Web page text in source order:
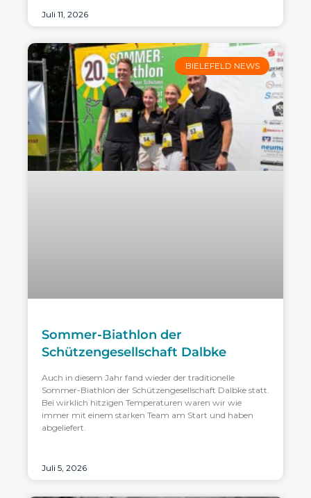
Juli 11, 2026
BIELEFELD NEWS
Sommer-Biathlon der
Schützengesellschaft Dalbke
Auch in diesem Jahr fand wieder der traditionelle
Sommer-Biathlon der Schützengesellschaft Dalbke statt.
Bei wirklich hitzigen Temperaturen waren wir wie
immer mit einem starken Team am Start und haben
abgeliefert.
Juli 5, 2026